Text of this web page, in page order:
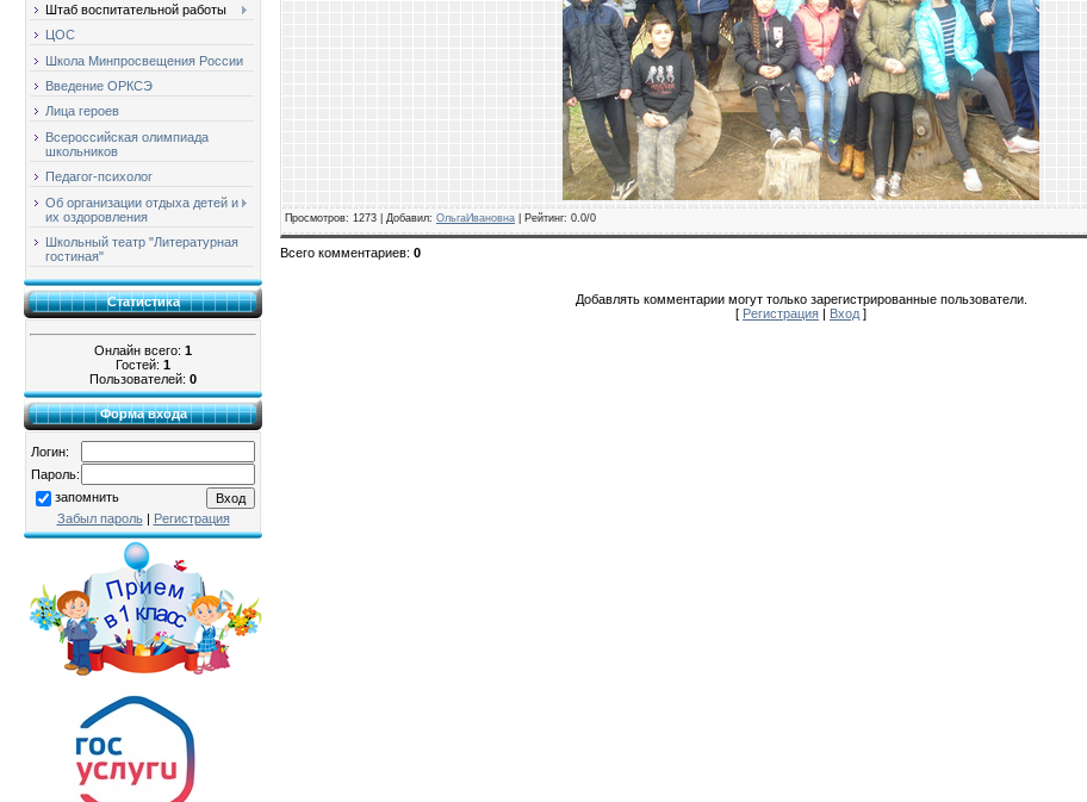
Штаб воспитательной работы
ЦОС
Школа Минпросвещения России
Введение ОРКСЭ
Лица героев
Всероссийская олимпиада
школьников
Педагог-психолог
Об организации отдыха детей и
их оздоровления
Школьный театр "Литературная
гостиная"
Статистика
Онлайн всего: 1
Гостей: 1
Пользователей: 0
Форма входа
Логин:
Пароль:
запомнить
Забыл пароль| Регистрация
Просмотров: 1273 | Добавил: ОльгаИвановна Рейтинг: 0.0/0
Всего комментариев: 0
Добавлять комментарии могут только зарегистрированные пользователи.
[ Регистрация | Вход ]